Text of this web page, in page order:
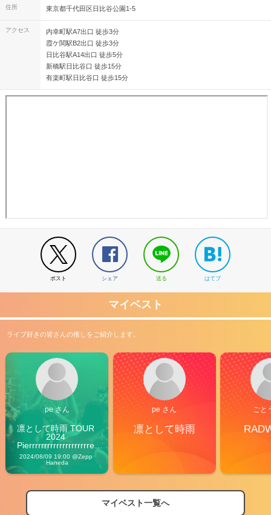
住所 東京都千代田区日比谷公園1-5
アクセス
内幸町駅A7出口 徒歩3分
霞ケ関駅B2出口 徒歩3分
日比谷駅A14出口 徒歩5分
新橋駅日比谷口 徒歩15分
有楽町駅日比谷口 徒歩15分
ポスト シェア 送る はてブ
マイベスト
ライブ好きの皆さんの推しをご紹介します。
pe さん
凛として時雨 TOUR
2024
Pierrrrrrrrrrrrrrrrrrrre
Vibes
2024/08/09 19:00 @Zepp
Haneda
pe さん
凛として時雨
ごと
マイベスト一覧へ
【フェス特集2026】フェス情報はここから！